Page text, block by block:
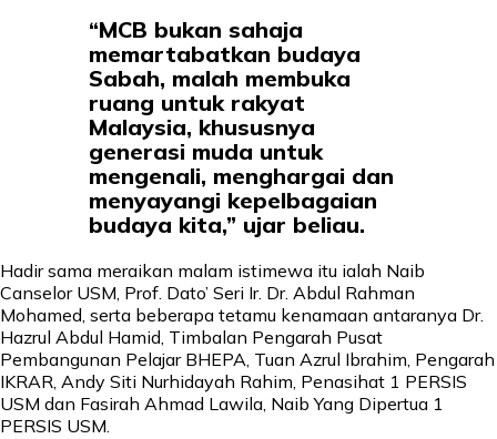
“MCB bukan sahaja
memartabatkan budaya
Sabah, malah membuka
ruang untuk rakyat
Malaysia, khususnya
generasi muda untuk
mengenali, menghargai dan
menyayangi kepelbagaian
budaya kita,” ujar beliau.
Hadir sama meraikan malam istimewa itu ialah Naib
Canselor USM, Prof. Dato’ Seri Ir. Dr. Abdul Rahman
Mohamed, serta beberapa tetamu kenamaan antaranya Dr.
Hazrul Abdul Hamid, Timbalan Pengarah Pusat
Pembangunan Pelajar BHEPA, Tuan Azrul Ibrahim, Pengarah
IKRAR, Andy Siti Nurhidayah Rahim, Penasihat 1 PERSIS
USM dan Fasirah Ahmad Lawila, Naib Yang Dipertua 1
PERSIS USM.